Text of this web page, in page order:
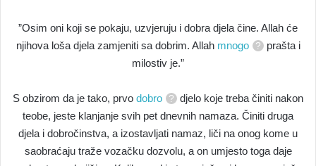
”Osim oni koji se pokaju, uzvjeruju i dobra djela čine. Allah će
njihova loša djela zamjeniti sa dobrim. Allah mnogo
prašta i
milostiv je.”
S obzirom da je tako, prvo dobro
djelo koje treba činiti nakon
teobe, jeste klanjanje svih pet dnevnih namaza. Činiti druga
djela i dobročinstva, a izostavljati namaz, liči na onog kome u
saobraćaju traže vozačku dozvolu, a on umjesto toga daje